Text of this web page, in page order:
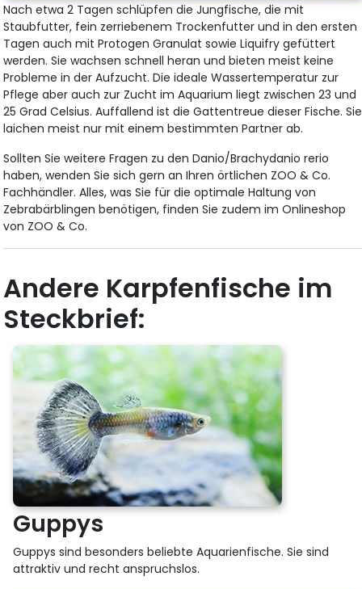
Nach etwa 2 Tagen schlüpfen die Jungfische, die mit
Staubfutter, fein zerriebenem Trockenfutter und in den ersten
Tagen auch mit Protogen Granulat sowie Liquifry gefüttert
werden. Sie wachsen schnell heran und bieten meist keine
Probleme in der Aufzucht. Die ideale Wassertemperatur zur
Pflege aber auch zur Zucht im Aquarium liegt zwischen 23 und
25 Grad Celsius. Auffallend ist die Gattentreue dieser Fische. Sie
laichen meist nur mit einem bestimmten Partner ab.
Sollten Sie weitere Fragen zu den Danio/Brachydanio rerio
haben, wenden Sie sich gern an Ihren örtlichen ZOO & Co.
Fachhändler. Alles, was Sie für die optimale Haltung von
Zebrabärblingen benötigen, finden Sie zudem im Onlineshop
von ZOO & Co.
Andere Karpfenfische im
Steckbrief:
Guppys
Guppys sind besonders beliebte Aquarienfische. Sie sind
attraktiv und recht anspruchslos.